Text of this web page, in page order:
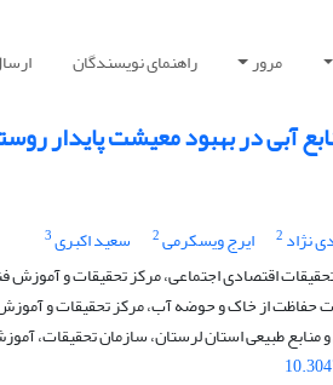
مرور راهنمای نویسندگان
آبی در بهبود معیشت پایدار
نژاد 2 ایرج ویسکرمی2 سعید اکبری3
اقتصادی اجتماعی، مرکز تحقیقات و آموزش
از خاک و حوضه آب، مرکز تحقیقات و آموزش
طبیعی استان لرستان، سازمان تحقیقات،